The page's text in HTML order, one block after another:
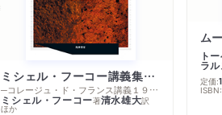
ミシェル・フーコー講義集成１０ 主体性と真理
─コレージュ・ド・フランス講義１９８０－１９８１年度
ミシェル・フーコー著清水雄大訳
ほか
ト
ラ
定価:
ISBN: